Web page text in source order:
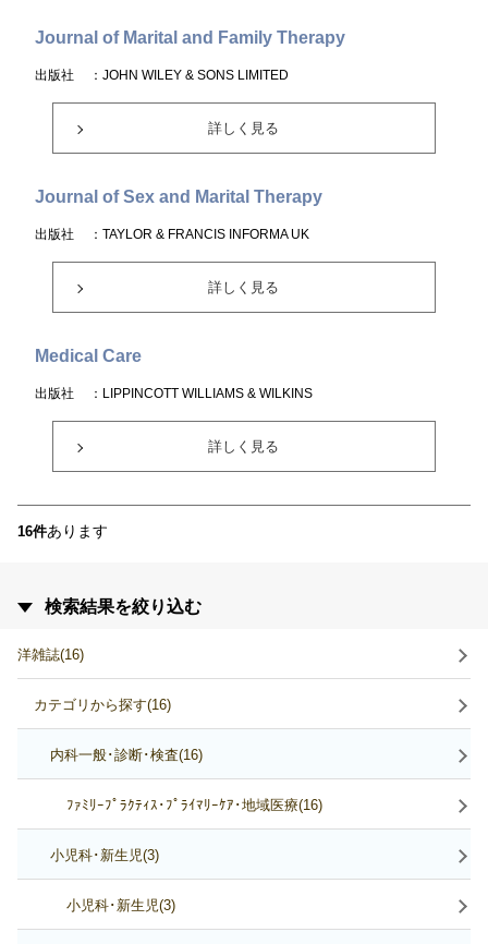
Journal of Marital and Family Therapy
出版社 ：JOHN WILEY & SONS LIMITED
詳しく見る
Journal of Sex and Marital Therapy
出版社 ：TAYLOR & FRANCIS INFORMA UK
詳しく見る
Medical Care
出版社 ：LIPPINCOTT WILLIAMS & WILKINS
詳しく見る
16件あります
検索結果を絞り込む
洋雑誌(16)
カテゴリから探す(16)
内科一般･診断･検査(16)
ﾌｧﾐﾘｰﾌﾟﾗｸﾃｨｽ･ﾌﾟﾗｲﾏﾘｰｹｱ･地域医療(16)
小児科･新生児(3)
小児科･新生児(3)